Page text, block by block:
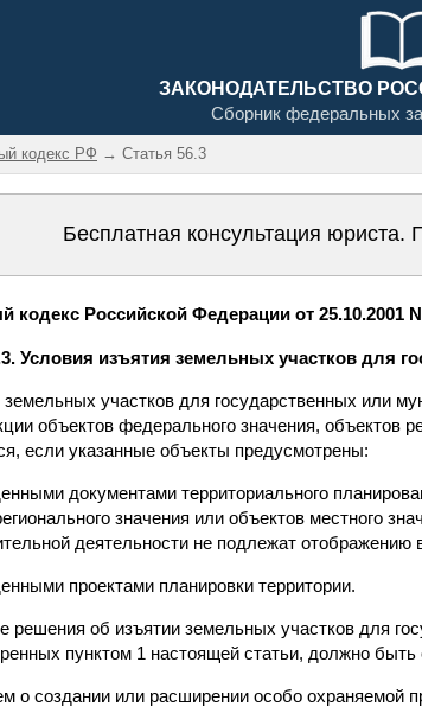
ЗАКОНОДАТЕЛЬСТВО
Сборник федеральных
кодекс РФ → Статья 56.3
Бесплатная консультация юриста.
кодекс Российской Федерации от 25.10.2001
Условия изъятия земельных участков для
земельных участков для государственных или
объектов федерального значения, объектов
если указанные объекты предусмотрены:
документами территориального
значения или объектов местного
деятельности не подлежат отображению
проектами планировки территории.
решения об изъятии земельных участков для
пунктом 1 настоящей статьи, должно быть
о создании или расширении особо охраняемой